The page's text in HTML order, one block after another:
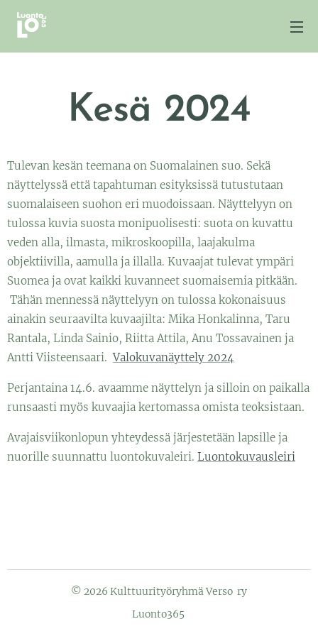
Kesä 2024
Tulevan kesän teemana on Suomalainen suo. Sekä
näyttelyssä että tapahtuman esityksissä tutustutaan
suomalaiseen suohon eri muodoissaan. Näyttelyyn on
tulossa kuvia suosta monipuolisesti: suota on kuvattu
veden alla, ilmasta, mikroskoopilla, laajakulma
objektiivilla, aamulla ja illalla. Kuvaajat tulevat ympäri
Suomea ja ovat kaikki kuvanneet suomaisemia pitkään.
Tähän mennessä näyttelyyn on tulossa kokonaisuus
ainakin seuraavilta kuvaajilta: Mika Honkalinna, Taru
Rantala, Linda Sainio, Riitta Attila, Anu Tossavainen ja
Antti Viisteensaari.Valokuvanäyttely 2024
Perjantaina 14.6. avaamme näyttelyn ja silloin on paikalla
runsaasti myös kuvaajia kertomassa omista teoksistaan.
Avajaisviikonlopun yhteydessä järjestetään lapsille ja
nuorille suunnattu luontokuvaleiri. Luontokuvausleiri
© 2026 Kulttuurityöryhmä Verso ry
Luonto365